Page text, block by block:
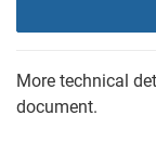
More technical
document.